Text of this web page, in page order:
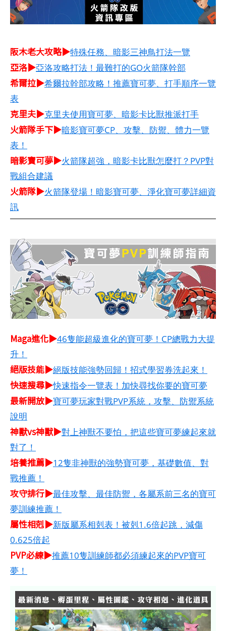
阪木老大攻略▶特殊任務、暗影三神鳥打法一覽
亞洛▶亞洛攻略打法！最難打的GO火箭隊幹部
希爾拉▶希爾拉幹部攻略！推薦寶可夢、打手順序一覽
表
克里夫▶克里夫使用寶可夢、暗影卡比獸推派打手
火箭隊手下▶暗影寶可夢CP、攻擊、防禦、體力一覽
表！
暗影寶可夢▶火箭隊超強，暗影卡比獸怎麼打？PVP對
戰組合建議
火箭隊▶火箭隊登場！暗影寶可夢、淨化寶可夢詳細資
訊
Maga進化▶46隻能超級進化的寶可夢！CP總戰力大提
升！
絕版技能▶絕版技能強勢回歸！招式學習券洗起來！
快速搜尋▶快速指令一覽表！加快尋找你要的寶可夢
最新開放▶寶可夢玩家對戰PVP系統，攻擊、防禦系統
說明
神獸vs神獸▶對上神獸不要怕，把這些寶可夢練起來就
對了！
培養推薦▶12隻非神獸的強勢寶可夢，基礎數值、對
戰推薦！
攻守排行▶最佳攻擊、最佳防禦，各屬系前三名的寶可
夢訓練推薦！
屬性相剋▶新版屬系相剋表！被剋1.6倍起跳，減傷
0.625倍起
PVP必練▶推薦10隻訓練師都必須練起來的PVP寶可
夢！